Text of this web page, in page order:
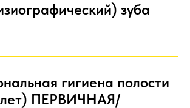
зуба
гигиена полости
лет) ПЕРВИЧНАЯ/